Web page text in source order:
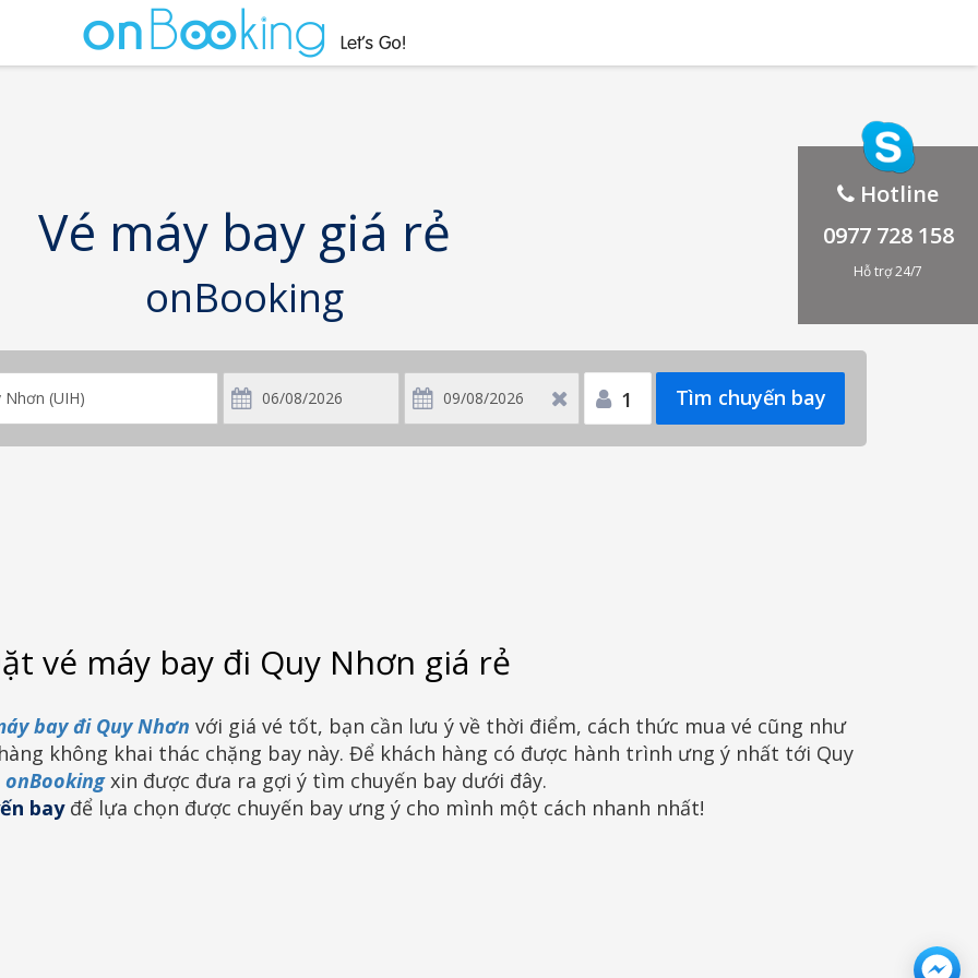
Hotline
0977 728 158
Hỗ trợ 24/7
Vé máy bay giá rẻ
onBooking
1 Tìm chuyến bay
vé máy bay đi Quy Nhơn giá rẻ
bay đi Quy Nhơn với giá vé tốt, bạn cần lưu ý về thời điểm, cách thức mua vé cũng như
không khai thác chặng bay này. Để khách hàng có được hành trình ưng ý nhất tới Quy
onBookingxin được đưa ra gợi ý tìm chuyến bay dưới đây.
bayđể lựa chọn được chuyến bay ưng ý cho mình một cách nhanh nhất!